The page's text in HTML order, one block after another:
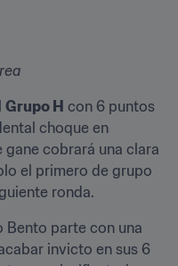
Grupo H con 6 puntos
choque en
gane cobrará una clara
el primero de grupo
ronda.
Bento parte con una
invicto en sus 6